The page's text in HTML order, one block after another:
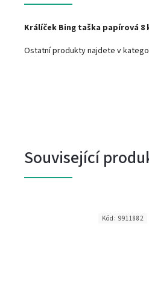
Králíček Bing taška papírová 8
Ostatní produkty najdete v
Související
Kód: 9911882